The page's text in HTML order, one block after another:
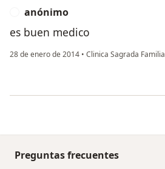
anónimo
es buen medico
28 de enero de 2014 • Clinica Sagrada Familia
Preguntas frecuentes